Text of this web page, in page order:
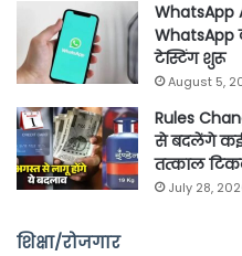
WhatsApp
WhatsApp
टेस्टिंग शुरू
August 5,
Rules
से बदलेंगे कई
तत्काल
July 28,
शिक्षा/रोजगार